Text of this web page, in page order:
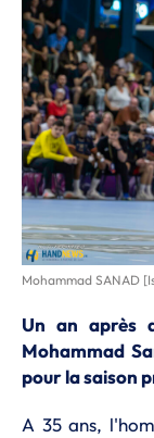
Mohammad SANAD
Un an après
Mohammad
pour la saison
A 35 ans,